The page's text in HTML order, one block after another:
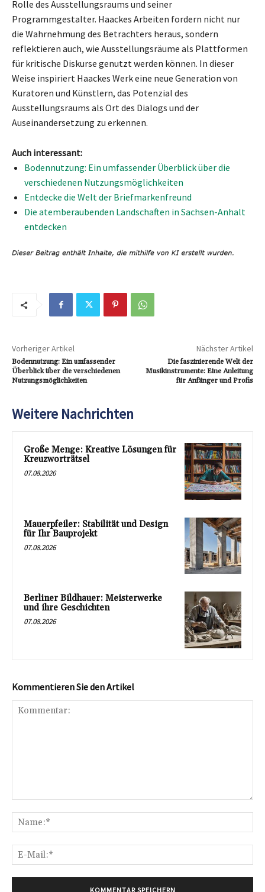
Rolle des Ausstellungsraums und seiner
Programmgestalter. Haackes Arbeiten fordern nicht nur
die Wahrnehmung des Betrachters heraus, sondern
reflektieren auch, wie Ausstellungsräume als Plattformen
für kritische Diskurse genutzt werden können. In dieser
Weise inspiriert Haackes Werk eine neue Generation von
Kuratoren und Künstlern, das Potenzial des
Ausstellungsraums als Ort des Dialogs und der
Auseinandersetzung zu erkennen.
Auch interessant:
Bodennutzung: Ein umfassender Überblick über die
verschiedenen Nutzungsmöglichkeiten
Entdecke die Welt der Briefmarkenfreund
Die atemberaubenden Landschaften in Sachsen-Anhalt
entdecken
Vorheriger Artikel
Bodennutzung: Ein umfassender
Überblick über die verschiedenen
Nutzungsmöglichkeiten
Nächster Artikel
Die faszinierende Welt der
Musikinstrumente: Eine Anleitung
für Anfänger und Profis
Weitere Nachrichten
Große Menge: Kreative Lösungen für
Kreuzworträtsel
07.08.2026
Mauerpfeiler: Stabilität und Design
für Ihr Bauprojekt
07.08.2026
Berliner Bildhauer: Meisterwerke
und ihre Geschichten
07.08.2026
Kommentieren Sie den Artikel